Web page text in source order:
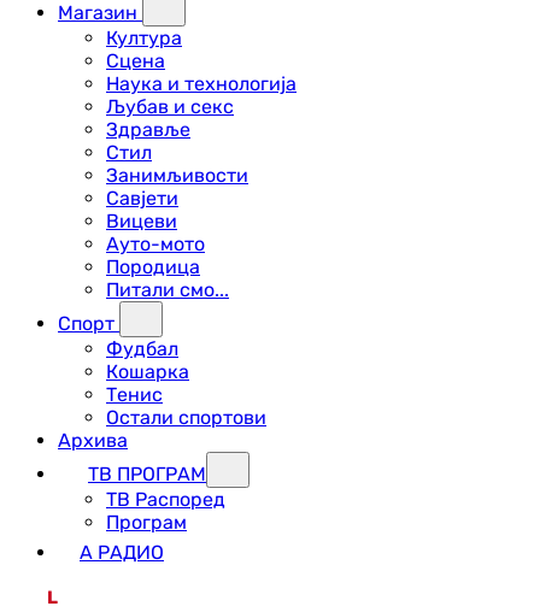
Магазин
Култура
Сцена
Наука и технологија
Љубав и секс
Здравље
Стил
Занимљивости
Савјети
Вицеви
Ауто-мото
Породица
Питали смо...
Спорт
Фудбал
Кошарка
Тенис
Остали спортови
Архива
ТВ ПРОГРАМ
ТВ Распоред
Програм
А РАДИО
L